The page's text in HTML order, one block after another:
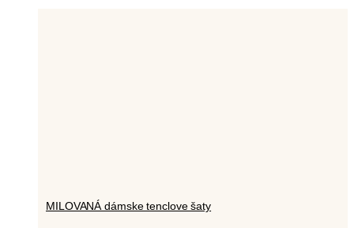
MILOVANÁ dámske tenclove šaty